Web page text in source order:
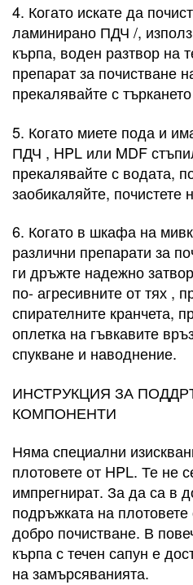
4. Когато искате да
ламинирано ПДЧ /,
кърпа, воден разтвор на
препарат за почистване
прекалявайте с
5. Когато миете пода и
ПДЧ , HPL или MDF
прекалявайте с водата,
заобикаляйте, почистете
6. Когато в шкафа на
различни препарати за
ги дръжте надежно
по- агресивните от тях ,
спирателните кранчета,
оплетка на гъвкавите
спукване и наводнение.
ИНСТРУКЦИЯ ЗА
КОМПОНЕНТИ
Няма специални
плотовете от HPL. Те не
импрегнират. За да са в
подръжката на
добро почистване. В
кърпа с течен сапун е
на замърсяванията.